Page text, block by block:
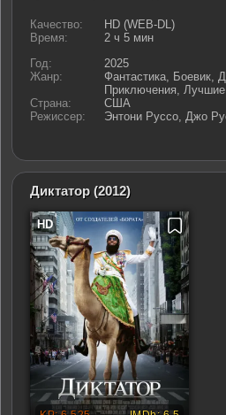
Качество:
HD (WEB-DL)
Время:
2 ч 5 мин
Год:
2025
Жанр:
Фантастика, Боевик,
Приключения,
Страна:
США
Режиссер:
Энтони Руссо, Джо
Диктатор (2012)